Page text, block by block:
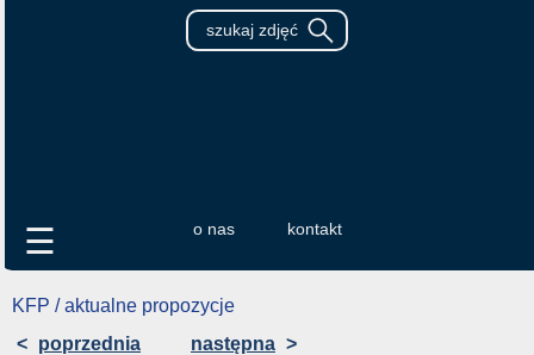
o nas kontakt
☰
KFP / aktualne propozycje
< poprzednia następna >